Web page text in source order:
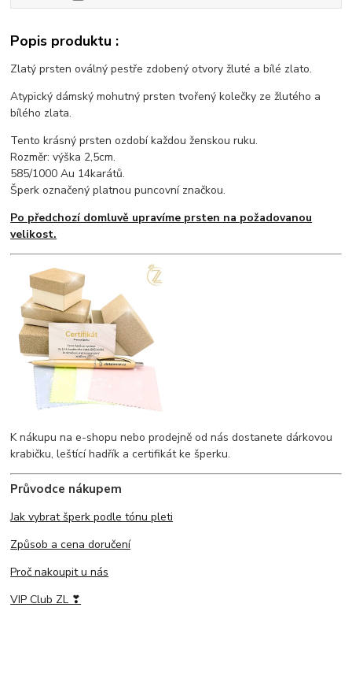
Popis produktu :
Zlatý prsten oválný pestře zdobený otvory žluté a bílé zlato.
Atypický dámský mohutný prsten tvořený kolečky ze žlutého a
bílého zlata.
Tento krásný prsten ozdobí každou ženskou ruku.
Rozměr: výška 2,5cm.
585/1000 Au 14karátů.
Šperk označený platnou puncovní značkou.
Po předchozí domluvě upravíme prsten na požadovanou
velikost.
K nákupu na e-shopu nebo prodejně od nás dostanete dárkovou
krabičku, leštící hadřík a certifikát ke šperku.
Průvodce nákupem
Jak vybrat šperk podle tónu pleti
Způsob a cena doručení
Proč nakoupit u nás
VIP Club ZL ❣